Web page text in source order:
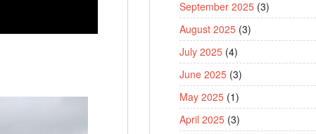
September 2025 (3)
August 2025 (3)
July 2025 (4)
June 2025 (3)
May 2025 (1)
April 2025 (3)